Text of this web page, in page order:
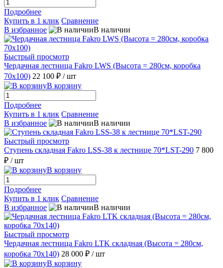
Подробнее
Купить в 1 клик Сравнение
В избранное
В наличии
Быстрый просмотр
Чердачная лестница Fakro LWS (Высота = 280см, коробка
70х100) 22 100 ₽ / шт
В корзину
Подробнее
Купить в 1 клик Сравнение
В избранное
В наличии
Быстрый просмотр
Ступень складная Fakro LSS-38 к лестнице 70*LST-290 7 800
₽ / шт
В корзину
Подробнее
Купить в 1 клик Сравнение
В избранное
В наличии
Быстрый просмотр
Чердачная лестница Fakro LTK складная (Высота = 280см,
коробка 70х140) 28 000 ₽ / шт
В корзину